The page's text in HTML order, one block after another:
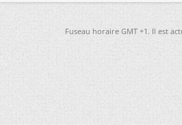
Fuseau horaire GMT +1. Il est